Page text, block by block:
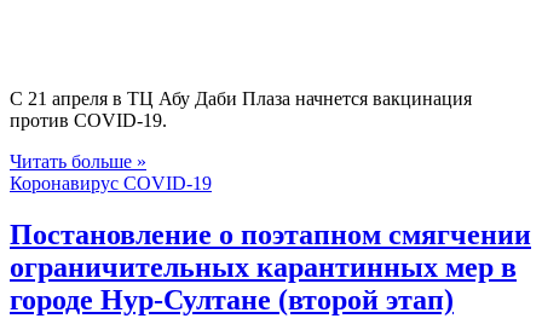
С 21 апреля в ТЦ Абу Даби Плаза начнется вакцинация
против COVID-19.
Читать больше »
Коронавирус COVID-19
Постановление о поэтапном смягчении
ограничительных карантинных мер в
городе Нур-Султане (второй этап)